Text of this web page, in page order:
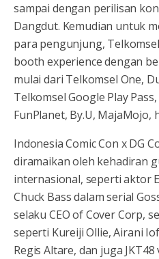
sampai dengan perilisan
Dangdut. Kemudian untuk
para pengunjung,
booth experience dengan
mulai dari Telkomsel One,
Telkomsel Google Play
FunPlanet, By.U, MajaMojo,
Indonesia Comic Con x DG
diramaikan oleh kehadiran
internasional, seperti aktor
Chuck Bass dalam serial
selaku CEO of Cover Corp,
seperti Kureiji Ollie, Airani
Regis Altare, dan juga JKT48